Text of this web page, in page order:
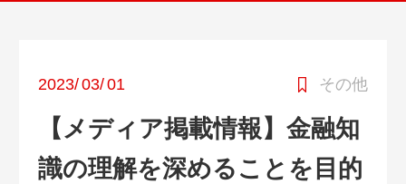
その他
2023/03/01
【メディア掲載情報】金融知
識の理解を深めることを目的